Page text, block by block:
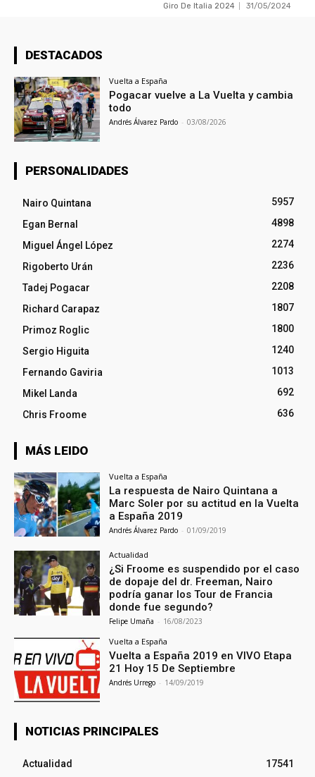
Giro De Italia 2024 31/05/2024
DESTACADOS
Vuelta a España
Pogacar vuelve a La Vuelta y cambia
todo
Andrés Álvarez Pardo - 03/08/2026
PERSONALIDADES
Nairo Quintana
5957
Egan Bernal
4898
Miguel Ángel López
2274
Rigoberto Urán
2236
Tadej Pogacar
2208
Richard Carapaz
1807
Primoz Roglic
1800
Sergio Higuita
1240
Fernando Gaviria
1013
Mikel Landa
692
Chris Froome
636
MÁS LEIDO
Vuelta a España
La respuesta de Nairo Quintana a
Marc Soler por su actitud en la Vuelta
a España 2019
Andrés Álvarez Pardo - 01/09/2019
Actualidad
¿Si Froome es suspendido por el caso
de dopaje del dr. Freeman, Nairo
podría ganar los Tour de Francia
donde fue segundo?
Felipe Umaña - 16/08/2023
Vuelta a España
Vuelta a España 2019 en VIVO Etapa
21 Hoy 15 De Septiembre
Andrés Urrego - 14/09/2019
NOTICIAS PRINCIPALES
Actualidad
17541